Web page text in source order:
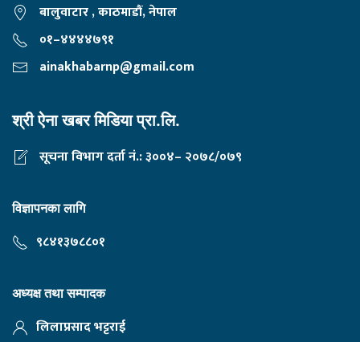
बालुवाटार , काठमाडौं, नेपाल
०१–४४४४७९१
ainakhabarnp@gmail.com
श्री ऐना खबर मिडिया प्रा.लि.
सूचना विभाग दर्ता नं.: ३००४– २०७८/०७९
विज्ञापनका लागि
९८४१३७८८०१
अध्यक्ष तथा सम्पादक
लिलाप्रसाद भट्टराई